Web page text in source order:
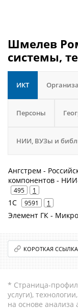
Шмелев
системы,
ИКТ
Персоны
НИИ, ВУЗы и
Ангстрем -
компонентов -
495 1
1С 9591 1
Элемент ГК -
КОРОТКАЯ ССЫЛКА
* Страница-
услуги),
на основе анализа